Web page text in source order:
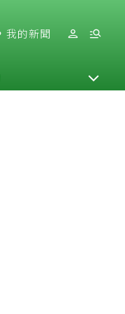
我的新聞